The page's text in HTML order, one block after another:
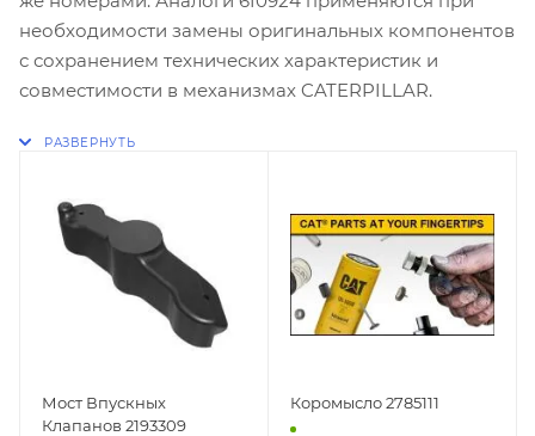
необходимости замены оригинальных компонентов
с сохранением технических характеристик и
совместимости в механизмах CATERPILLAR.
Мост Впускных
Клапанов 2193309
Коромысло 2785111